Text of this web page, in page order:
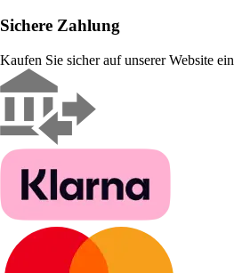
Sichere Zahlung
Kaufen Sie sicher auf unserer Website ein